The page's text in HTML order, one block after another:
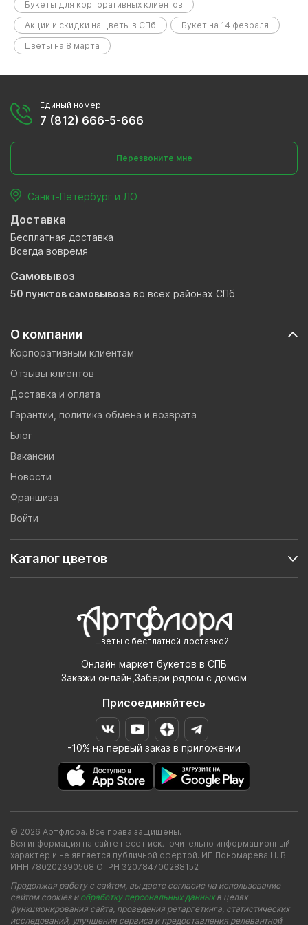
Букеты для корпоративных клиентов
Акции и скидки на цветы в СПб
Букет на 14 февраля
Цветы на 8 марта
Цветы с бесплатной доставкой!
Онлайн маркет букетов в СПБ
Закажи онлайн,Забери рядом с домом
Присоединяйтесь
-10% на первый заказ в приложении
О компании
Корпоративным клиентам
Отзывы клиентов
Доставка и оплата
Гарантии, политика обмена и возврата
Блог
Вакансии
Новости
Франшиза
Войти
Каталог цветов
Единый номер:
7 (812) 666-5-666
Перезвоните мне
Санкт-Петербург и ЛО
Доставка
Бесплатная доставка
Всегда вовремя
Самовывоз
50 пунктов самовывоза во всех районах СПб
© 2026 Артфлора. Все права защищены.
Вся информация на сайте несет исключительно информационный
характер и не является публичной офертой. ИП Пономарева Н. В.
ИНН 780202390508 ОГРН 320784700288152
Продолжая работу с сайтом, вы даете согласие на использование
сайтом cookies и обработку персональных данныхв целях
функционирования сайта, проведения ретаргетинга, статистических
исследований, улучшения сервиса и предоставления релевантной